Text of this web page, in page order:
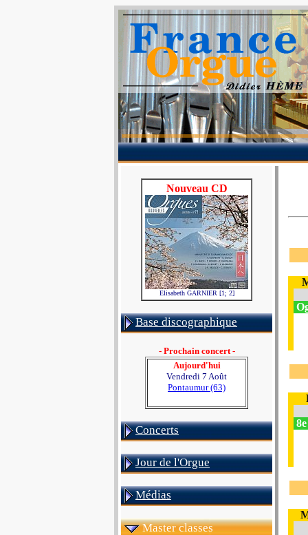
Nouveau CD
Elisabeth GARNIER [1; 2]
Base discographique
- Prochain concert -
Aujourd'hui
Vendredi 7 Août
Pontaumur (63)
Concerts
Jour de l'Orgue
Médias
Master classes